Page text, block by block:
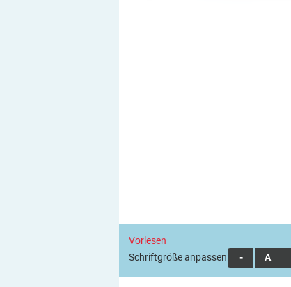
Vorlesen
Schriftgröße anpassen:
A A